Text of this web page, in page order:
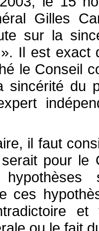
Gilles
sur la
Il est exact
le Conseil
sincérité du
il faut
pour le
ces